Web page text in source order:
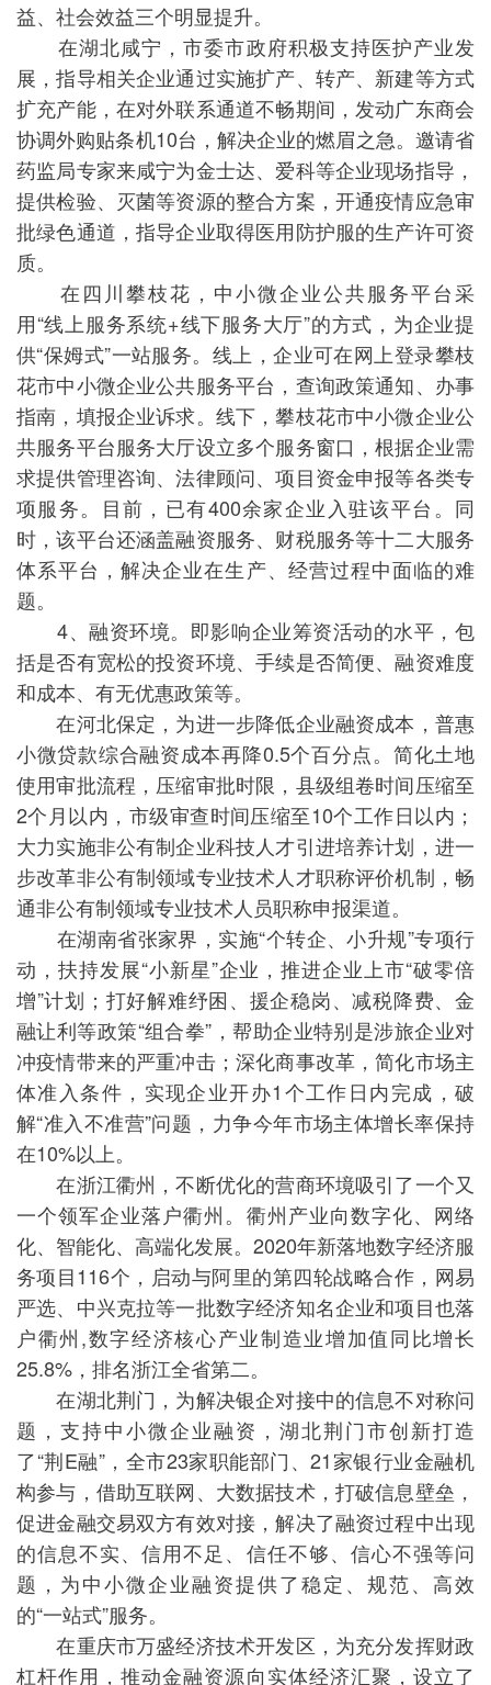
益、社会效益三个明显提升。
在湖北咸宁，市委市政府积极支持医护产业发
展，指导相关企业通过实施扩产、转产、新建等方式
扩充产能，在对外联系通道不畅期间，发动广东商会
协调外购贴条机10台，解决企业的燃眉之急。邀请省
药监局专家来咸宁为金士达、爱科等企业现场指导，
提供检验、灭菌等资源的整合方案，开通疫情应急审
批绿色通道，指导企业取得医用防护服的生产许可资
质。
在四川攀枝花，中小微企业公共服务平台采
用“线上服务系统+线下服务大厅”的方式，为企业提
供“保姆式”一站服务。线上，企业可在网上登录攀枝
花市中小微企业公共服务平台，查询政策通知、办事
指南，填报企业诉求。线下，攀枝花市中小微企业公
共服务平台服务大厅设立多个服务窗口，根据企业需
求提供管理咨询、法律顾问、项目资金申报等各类专
项服务。目前，已有400余家企业入驻该平台。同
时，该平台还涵盖融资服务、财税服务等十二大服务
体系平台，解决企业在生产、经营过程中面临的难
题。
4、融资环境。即影响企业筹资活动的水平，包
括是否有宽松的投资环境、手续是否简便、融资难度
和成本、有无优惠政策等。
在河北保定，为进一步降低企业融资成本，普惠
小微贷款综合融资成本再降0.5个百分点。简化土地
使用审批流程，压缩审批时限，县级组卷时间压缩至
2个月以内，市级审查时间压缩至10个工作日以内；
大力实施非公有制企业科技人才引进培养计划，进一
步改革非公有制领域专业技术人才职称评价机制，畅
通非公有制领域专业技术人员职称申报渠道。
在湖南省张家界，实施“个转企、小升规”专项行
动，扶持发展“小新星”企业，推进企业上市“破零倍
增”计划；打好解难纾困、援企稳岗、减税降费、金
融让利等政策“组合拳”，帮助企业特别是涉旅企业对
冲疫情带来的严重冲击；深化商事改革，简化市场主
体准入条件，实现企业开办1个工作日内完成，破
解“准入不准营”问题，力争今年市场主体增长率保持
在10%以上。
在浙江衢州，不断优化的营商环境吸引了一个又
一个领军企业落户衢州。衢州产业向数字化、网络
化、智能化、高端化发展。2020年新落地数字经济服
务项目116个，启动与阿里的第四轮战略合作，网易
严选、中兴克拉等一批数字经济知名企业和项目也落
户衢州,数字经济核心产业制造业增加值同比增长
25.8%，排名浙江全省第二。
在湖北荆门，为解决银企对接中的信息不对称问
题，支持中小微企业融资，湖北荆门市创新打造
了“荆E融”，全市23家职能部门、21家银行业金融机
构参与，借助互联网、大数据技术，打破信息壁垒，
促进金融交易双方有效对接，解决了融资过程中出现
的信息不实、信用不足、信任不够、信心不强等问
题，为中小微企业融资提供了稳定、规范、高效
的“一站式”服务。
在重庆市万盛经济技术开发区，为充分发挥财政
杠杆作用，推动金融资源向实体经济汇聚，设立了